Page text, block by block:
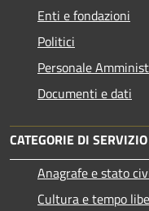
Enti e fondazioni
Politici
Personale
Documenti e dati
CATEGORIE DI SERVIZIO
Anagrafe e stato
Cultura e tempo